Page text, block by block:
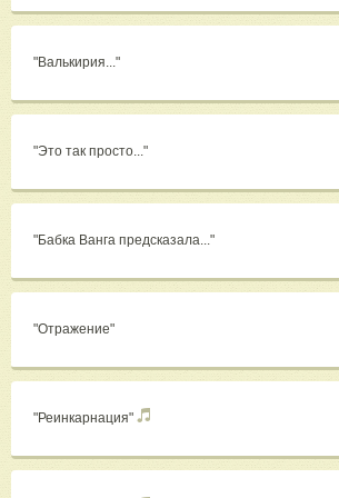
"Валькирия..."
"Это так просто..."
"Бабка Ванга предсказала..."
"Отражение"
"Реинкарнация"